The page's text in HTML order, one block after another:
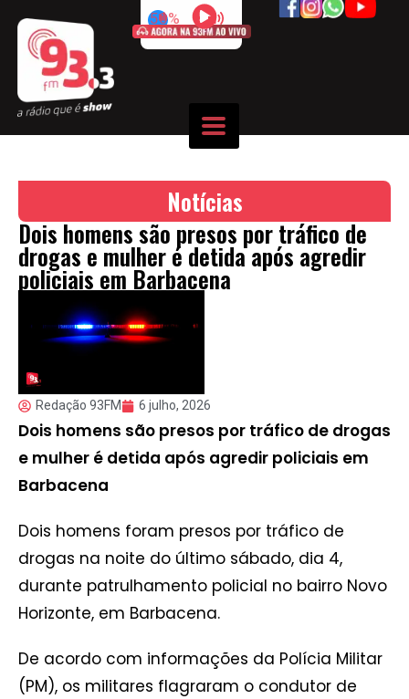
50%
Notícias
Dois homens são presos por tráfico de
drogas e mulher é detida após agredir
policiais em Barbacena
Redação 93FM 6 julho, 2026
Dois homens são presos por tráfico de drogas
e mulher é detida após agredir policiais em
Barbacena
Dois homens foram presos por tráfico de
drogas na noite do último sábado, dia 4,
durante patrulhamento policial no bairro Novo
Horizonte, em Barbacena.
De acordo com informações da Polícia Militar
(PM), os militares flagraram o condutor de